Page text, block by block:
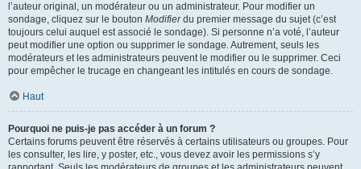
l’auteur original, un modérateur ou un administrateur. Pour modifier un
sondage, cliquez sur le bouton Modifierdu premier message du sujet (c’est
toujours celui auquel est associé le sondage). Si personne n’a voté, l’auteur
peut modifier une option ou supprimer le sondage. Autrement, seuls les
modérateurs et les administrateurs peuvent le modifier ou le supprimer. Ceci
pour empêcher le trucage en changeant les intitulés en cours de sondage.
Haut
Pourquoi ne puis-je pas accéder à un forum ?
Certains forums peuvent être réservés à certains utilisateurs ou groupes. Pour
les consulter, les lire, y poster, etc., vous devez avoir les permissions s’y